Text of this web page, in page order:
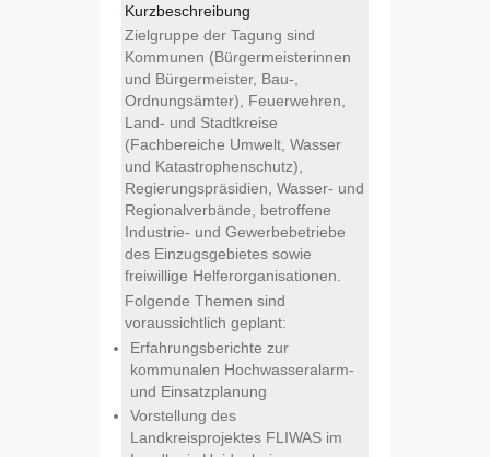
Kurzbeschreibung
Zielgruppe der Tagung sind
Kommunen (Bürgermeisterinnen
und Bürgermeister, Bau-,
Ordnungsämter), Feuerwehren,
Land- und Stadtkreise
(Fachbereiche Umwelt, Wasser
und Katastrophenschutz),
Regierungspräsidien, Wasser- und
Regionalverbände, betroffene
Industrie- und Gewerbebetriebe
des Einzugsgebietes sowie
freiwillige Helferorganisationen.
Folgende Themen sind
voraussichtlich geplant:
Erfahrungsberichte zur
kommunalen Hochwasseralarm-
und Einsatzplanung
Vorstellung des
Landkreisprojektes FLIWAS im